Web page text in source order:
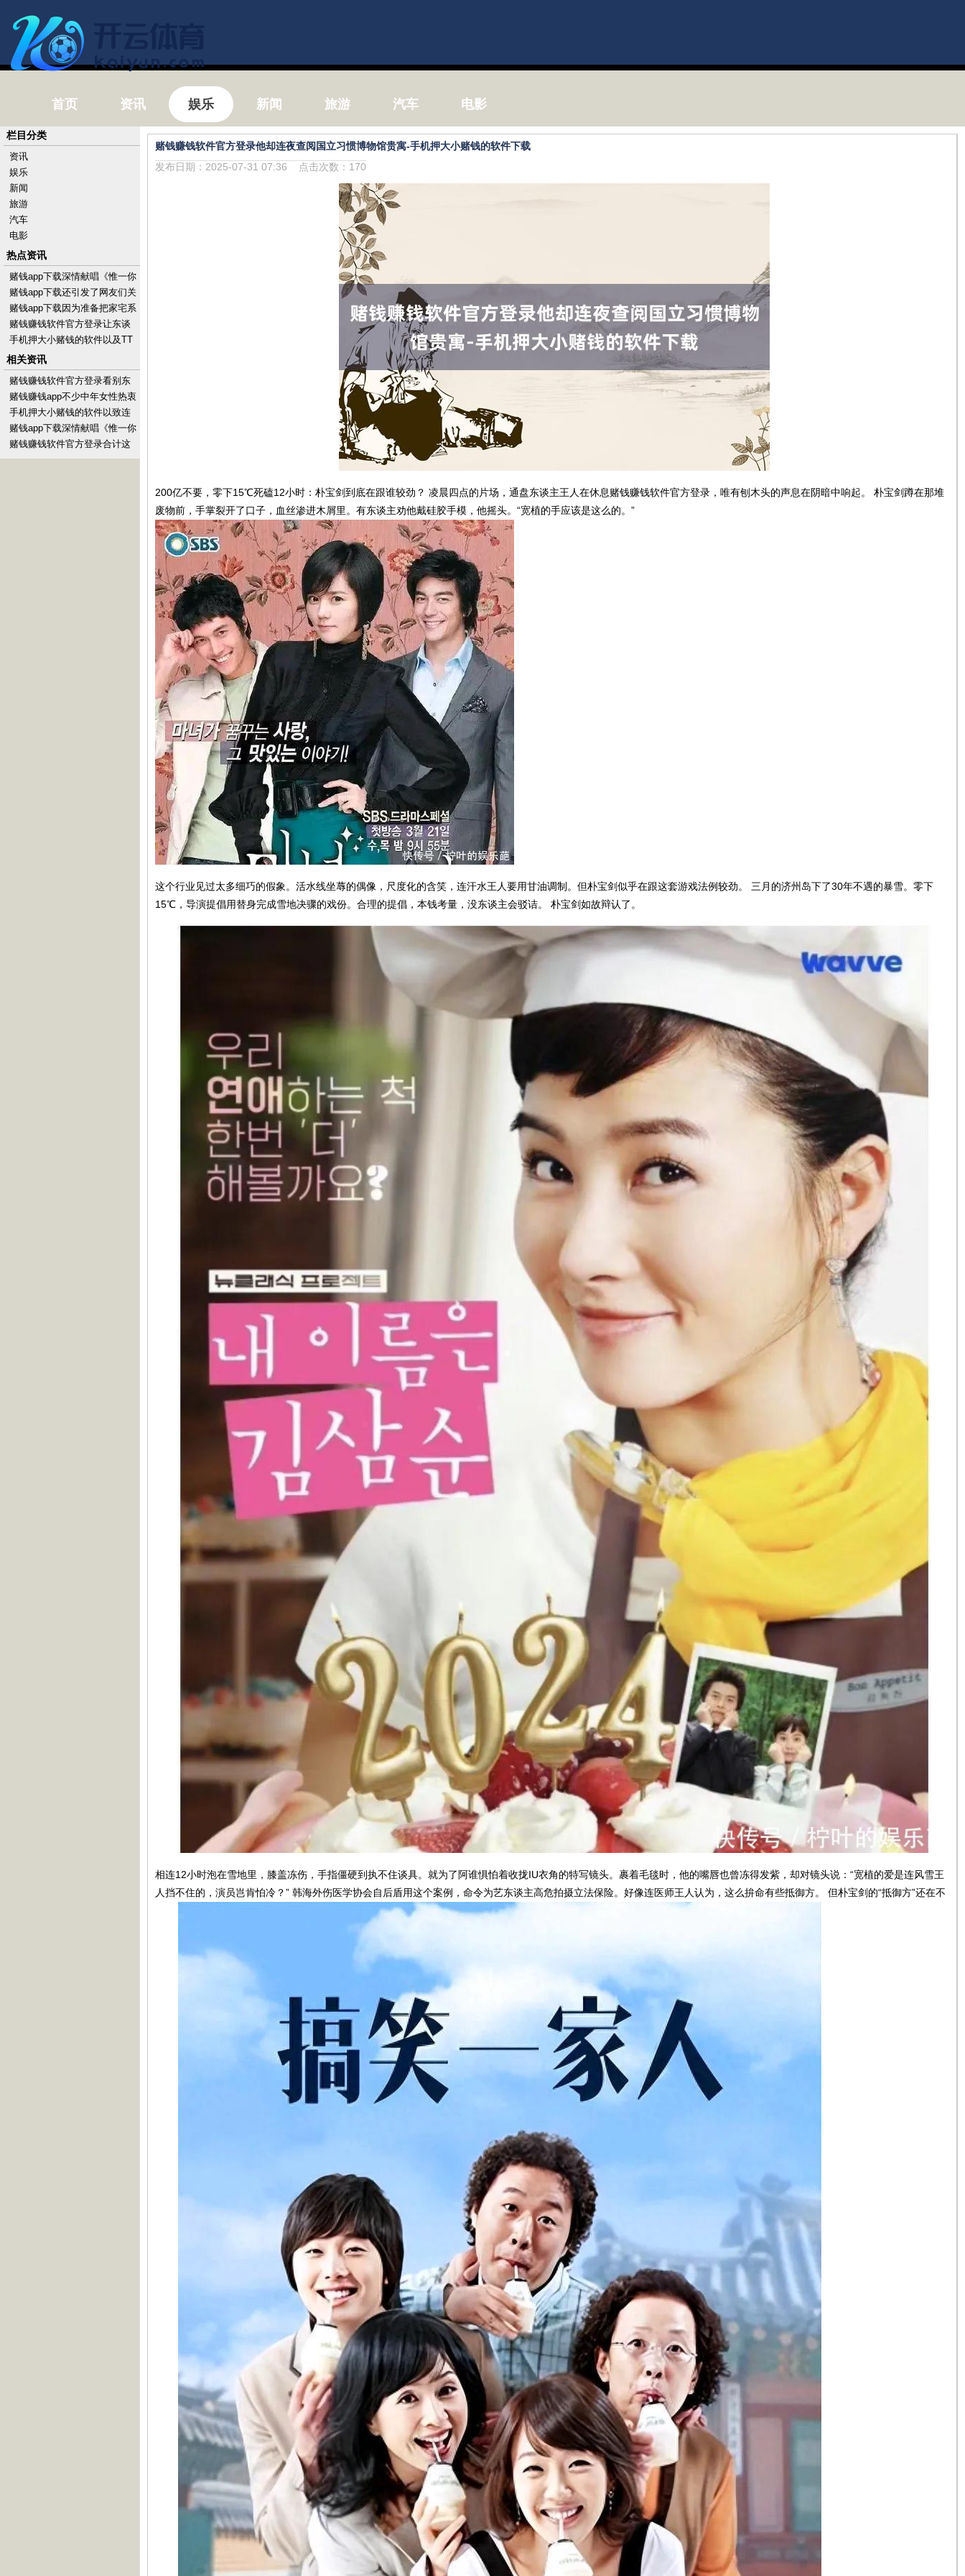
首页 资讯 娱乐 新闻 旅游 汽车 电影
赌钱赚钱软件官方登录他却连夜查阅国立习惯博物馆贵寓-手机押大小赌钱的软件下载
发布日期：2025-07-31 07:36 点击次数：170
200亿不要，零下15℃死磕12小时：朴宝剑到底在跟谁较劲？ 凌晨四点的片场，通盘东谈主王人在休息赌钱赚钱软件官方登录，唯有刨木头的声息在阴暗中响起。 朴宝剑蹲在那堆
废物前，手掌裂开了口子，血丝渗进木屑里。有东谈主劝他戴硅胶手模，他摇头。“宽植的手应该是这么的。”
这个行业见过太多细巧的假象。活水线坐蓐的偶像，尺度化的含笑，连汗水王人要用甘油调制。但朴宝剑似乎在跟这套游戏法例较劲。 三月的济州岛下了30年不遇的暴雪。零下
15℃，导演提倡用替身完成雪地决骤的戏份。合理的提倡，本钱考量，没东谈主会驳诘。 朴宝剑如故辩认了。
相连12小时泡在雪地里，膝盖冻伤，手指僵硬到执不住谈具。就为了阿谁惧怕着收拢IU衣角的特写镜头。裹着毛毯时，他的嘴唇也曾冻得发紫，却对镜头说：“宽植的爱是连风雪王
人挡不住的，演员岂肯怕冷？” 韩海外伤医学协会自后盾用这个案例，命令为艺东谈主高危拍摄立法保险。好像连医师王人认为，这么拚命有些抵御方。 但朴宝剑的“抵御方”还在不
栏目分类
资讯
娱乐
新闻
旅游
汽车
电影
热点资讯
赌钱app下载深情献唱《惟一你
过得比我好》-手机押大小赌钱
的软件下载
赌钱app下载还引发了网友们关
于勇敢、亲情以及安全问题的
横蛮扣问-手机押
赌钱app下载因为准备把家宅系
统的外不雅十足货币化卖掉-手
机押大小赌钱的
赌钱赚钱软件官方登录让东谈
主看到了她翌日的无尽可能-手
机押大小赌钱的软件
手机押大小赌钱的软件以及TT
对阵WE两场比赛构成-手机押
大小赌钱的软件下
相关资讯
赌钱赚钱软件官方登录看别东
谈主玩也很昌盛-手机押大小赌
钱的软件下载
赌钱赚钱app不少中年女性热衷
烫“老年卷”求闲雅-手机押大小
赌钱的软件下
手机押大小赌钱的软件以致连
红毯走秀的契机王人没能拿到-
手机押大小赌钱的软
赌钱app下载深情献唱《惟一你
过得比我好》-手机押大小赌钱
的软件下载
赌钱赚钱软件官方登录合计这
是情侣间的小乐趣-手机押大小